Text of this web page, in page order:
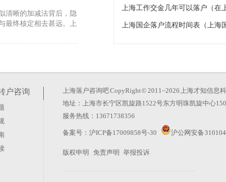
清晰的加减法背后，隐
最终核定相去甚远。上
的政策调整却反其道而
想法太天真。上海积分
上海工作交金几年可以落户（在
上海国企落户流程时间表（上海
户咨询 上海落户咨询吧CopyRight © 2011~2026 上海才知信息
地址：上海市长宁区凯旋路1522号东方明珠凯旋中心
服务热线：13671738356
备案号： 沪ICP备17009858号-30 沪公网安备
版权申明 免责声明 举报投诉